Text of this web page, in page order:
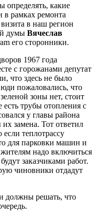
определять, какие
в рамках ремонта
в наш регион
думы Вячеслав
его сторонники.
1967 года
с горожанами депутат
что здесь не было
пожаловались, что
зоны нет, стоит
есть трубы отопления с
у главы района
их замена. Тот ответил
теплотрассу
для парковки машин и
надо включиться
заказчиками работ.
чиновники отдадут
должны решать, что